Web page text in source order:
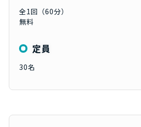
全1回（60分）
無料
定員
30名